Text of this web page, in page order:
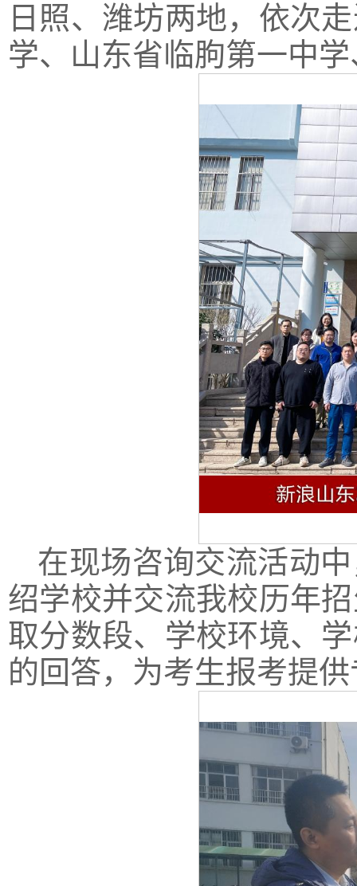
日照、潍坊两地，依次
学、山东省临朐第一中
在现场咨询交流活动
绍学校并交流我校历年
取分数段、学校环境、
的回答，为考生报考提